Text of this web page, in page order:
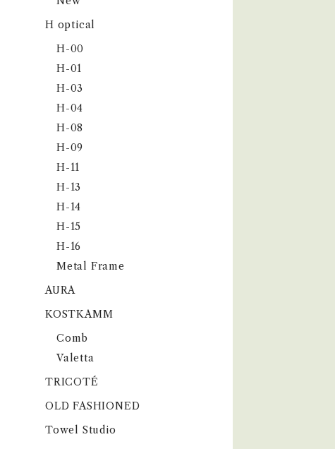
H optical
H-00
H-01
H-03
H-04
H-08
H-09
H-11
H-13
H-14
H-15
H-16
Metal Frame
AURA
KOSTKAMM
Comb
Valetta
TRICOTÉ
OLD FASHIONED
Towel Studio